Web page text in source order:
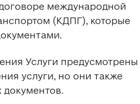
международной
(КДПГ), которые
Услуги предусмотрены
услуги, но они также
документов.